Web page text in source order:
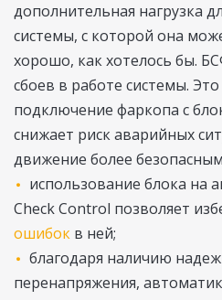
дополнительная нагрузка
системы, с которой она
хорошо, как хотелось бы.
сбоев в работе системы.
подключение фаркопа с
снижает риск аварийных
движение более
использование блока на
Check Control позволяет
ошибок в ней;
благодаря наличию
перенапряжения,